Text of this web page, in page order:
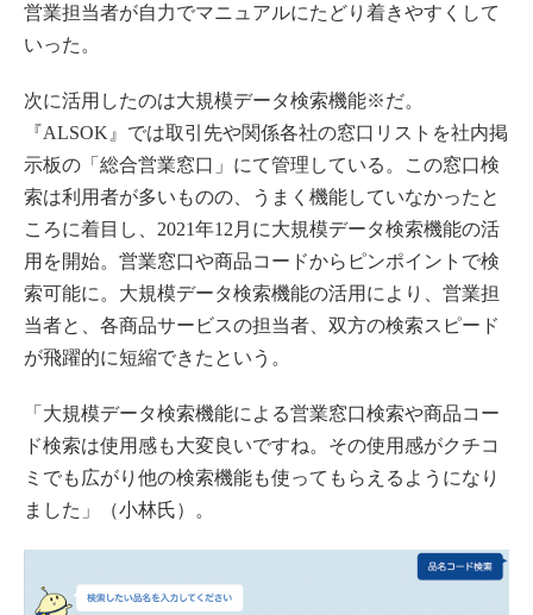
営業担当者が自力でマニュアルにたどり着きやすくして
いった。
次に活用したのは大規模データ検索機能※だ。
『ALSOK』では取引先や関係各社の窓口リストを社内掲
示板の「総合営業窓口」にて管理している。この窓口検
索は利用者が多いものの、うまく機能していなかったと
ころに着目し、2021年12月に大規模データ検索機能の活
用を開始。営業窓口や商品コードからピンポイントで検
索可能に。大規模データ検索機能の活用により、営業担
当者と、各商品サービスの担当者、双方の検索スピード
が飛躍的に短縮できたという。
「大規模データ検索機能による営業窓口検索や商品コー
ド検索は使用感も大変良いですね。その使用感がクチコ
ミでも広がり他の検索機能も使ってもらえるようになり
ました」（小林氏）。